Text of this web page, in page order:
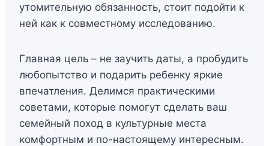
утомительную обязанность, стоит подойти к
ней как к совместному исследованию.
Главная цель – не заучить даты, а пробудить
любопытство и подарить ребенку яркие
впечатления. Делимся практическими
советами, которые помогут сделать ваш
семейный поход в культурные места
комфортным и по-настоящему интересным.